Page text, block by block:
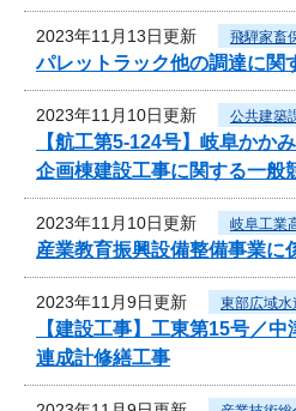
2023年11月13日更新 飛騨家畜
パレットラック他の調達に関
2023年11月10日更新 公共建築
【航工第5-124号】岐阜かか
企画棟建設工事に関する一般
2023年11月10日更新 岐阜工業
産業教育振興設備整備事業に
2023年11月9日更新 東部広域水
【建設工事】工東第15号／
連成計修繕工事